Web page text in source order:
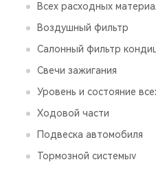
Всех расходных
Воздушный фильтр
Салонный фильтр
Свечи зажигания
Уровень и состояние
Ходовой части
Подвеска автомобиля
Тормозной системыv